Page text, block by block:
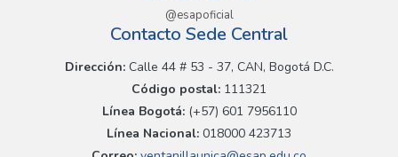
@esapoficial
Contacto Sede Central
Dirección:Calle 44 # 53 - 37, CAN, Bogotá D.C.
Código postal: 111321
Línea Bogotá:(+57) 601 7956110
Línea Nacional: 018000 423713